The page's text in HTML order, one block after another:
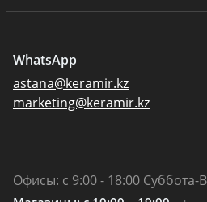
WhatsApp
astana@keramir.kz
marketing@keramir.kz
Офисы: с 9:00 - 18:00